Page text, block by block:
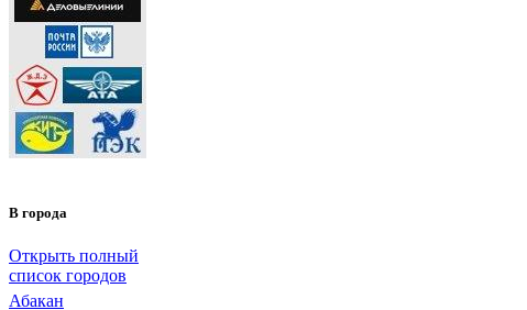
В города
Открыть полный
список городов
Абакан